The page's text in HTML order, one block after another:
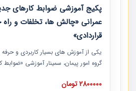
پکیج آموزشی ضوابط کارهای
عمرانی «چالش ها، تخلفات و
قراردادی»
یکی از آموزش‏‏‏‏‏‏ های بسیار کاربردی و
گروه امور پیمان، سمینار آموزشی «ضوابط
های عمرانی» چالش ها، تخلفات و راه
است که در محل سندیکای شرکت های
2800000 تومان